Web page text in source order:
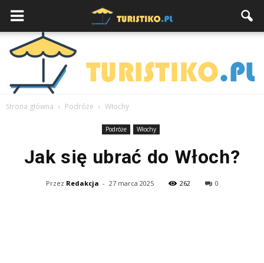
Strona główna Podróże Włochy
Podróże Włochy
Jak się ubrać do Włoch?
Przez Redakcja - 27 marca 2025 262 0